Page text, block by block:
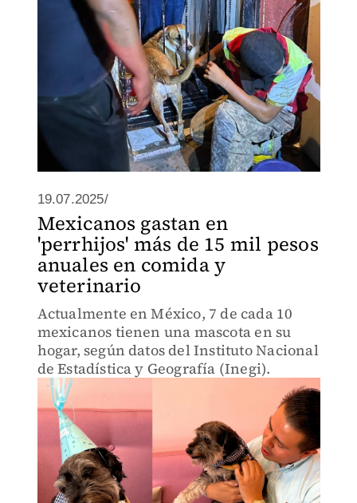
19.07.2025/
Mexicanos gastan en
'perrhijos' más de 15 mil pesos
anuales en comida y
veterinario
Actualmente en México, 7 de cada 10
mexicanos tienen una mascota en su
hogar, según datos del Instituto Nacional
de Estadística y Geografía (Inegi).